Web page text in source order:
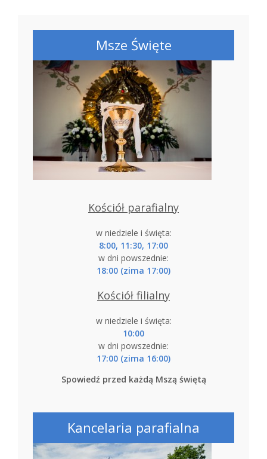
Msze Święte
Kościół parafialny
w niedziele i święta:
8:00, 11:30, 17:00
w dni powszednie:
18:00 (zima 17:00)
Kościół filialny
w niedziele i święta:
10:00
w dni powszednie:
17:00 (zima 16:00)
Spowiedź przed każdą Mszą świętą
Kancelaria parafialna